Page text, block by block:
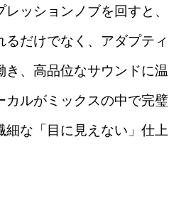
ッションノブを回すと、
だけでなく、アダプティ
き、高品位なサウンドに温
カルがミックスの中で完璧
細な「目に見えない」仕上